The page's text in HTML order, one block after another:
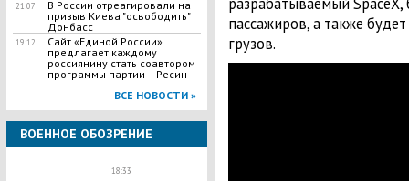
21:07
В России отреагировали на
призыв Киева "освободить"
Донбасс
19:12
Сайт «Единой России»
предлагает каждому
россиянину стать соавтором
программы партии – Ресин
ВСЕ НОВОСТИ »
ВОЕННОЕ ОБОЗРЕНИЕ
18:33
пассажиров, а также
грузов.